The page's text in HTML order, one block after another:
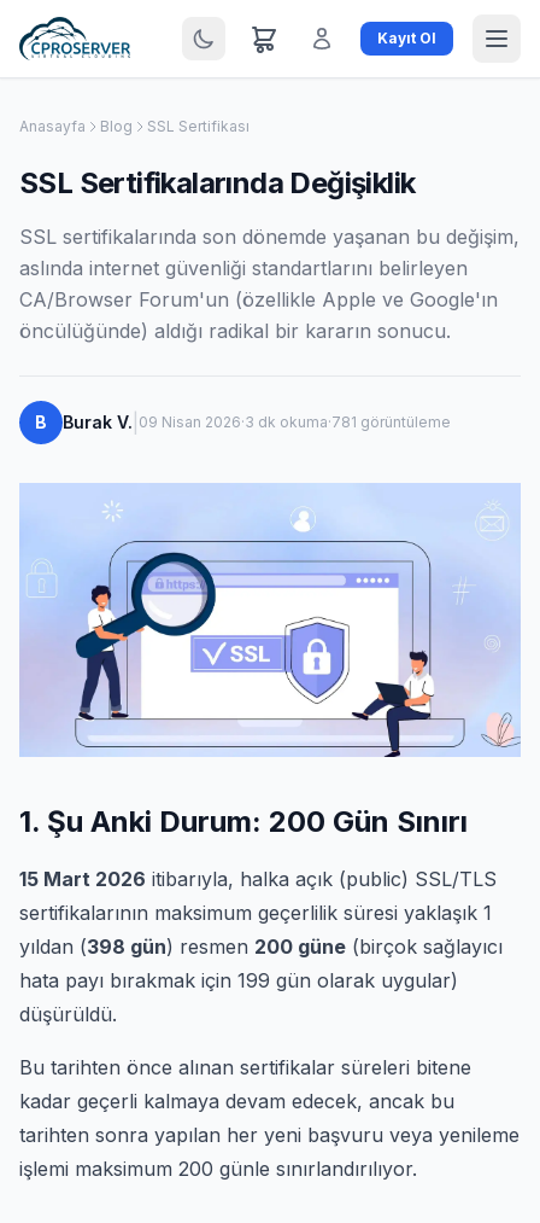
Kayıt Ol
Anasayfa Blog SSL Sertifikası
SSL Sertifikalarında Değişiklik
SSL sertifikalarında son dönemde yaşanan bu değişim,
aslında internet güvenliği standartlarını belirleyen
CA/Browser Forum'un (özellikle Apple ve Google'ın
öncülüğünde) aldığı radikal bir kararın sonucu.
B Burak V. 09 Nisan 2026·3 dk okuma·781 görüntüleme
1. Şu Anki Durum: 200 Gün Sınırı
15 Mart 2026 itibarıyla, halka açık (public) SSL/TLS
sertifikalarının maksimum geçerlilik süresi yaklaşık 1
yıldan (398 gün) resmen 200 güne (birçok sağlayıcı
hata payı bırakmak için 199 gün olarak uygular)
düşürüldü.
Bu tarihten önce alınan sertifikalar süreleri bitene
kadar geçerli kalmaya devam edecek, ancak bu
tarihten sonra yapılan her yeni başvuru veya yenileme
işlemi maksimum 200 günle sınırlandırılıyor.